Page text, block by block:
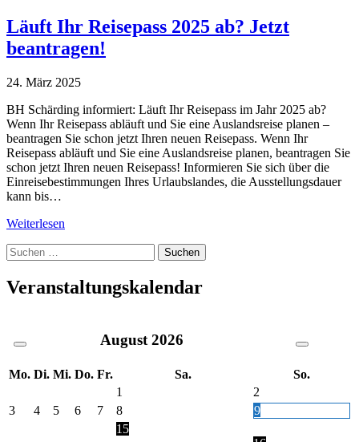
Läuft Ihr Reisepass 2025 ab? Jetzt
beantragen!
24. März 2025
BH Schärding informiert: Läuft Ihr Reisepass im Jahr 2025 ab?
Wenn Ihr Reisepass abläuft und Sie eine Auslandsreise planen –
beantragen Sie schon jetzt Ihren neuen Reisepass. Wenn Ihr
Reisepass abläuft und Sie eine Auslandsreise planen, beantragen Sie
schon jetzt Ihren neuen Reisepass! Informieren Sie sich über die
Einreisebestimmungen Ihres Urlaubslandes, die Ausstellungsdauer
kann bis…
Weiterlesen
Suche
nach:
Veranstaltungskalendar
August 2026
Mo. Di. Mi. Do. Fr. Sa.
So.
1
2
3
4 5 6 7 8 9
15